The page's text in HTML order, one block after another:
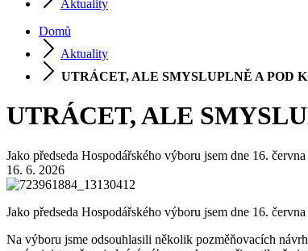
Aktuality
Domů
Aktuality
UTRÁCET, ALE SMYSLUPLNĚ A POD
UTRÁCET, ALE
Jako předseda Hospodářského výboru jsem dne 16.
16. 6. 2026
Jako předseda Hospodářského výboru jsem dne 16.
Na výboru jsme odsouhlasili několik pozměňovacích